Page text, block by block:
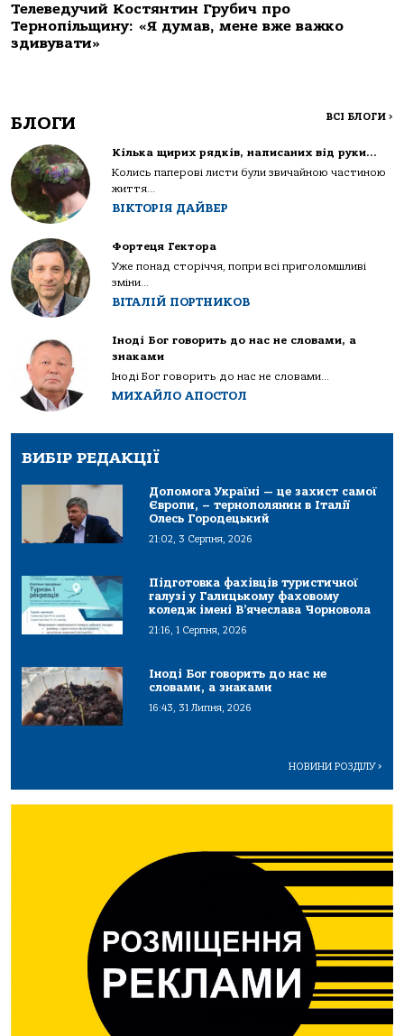
Телеведучий Костянтин Грубич про
Тернопільщину: «Я думав, мене вже важко
здивувати»
БЛОГИ ВСІ БЛОГИ >
Кілька щирих рядків, написаних від руки…
Колись паперові листи були звичайною частиною
життя...
ВІКТОРІЯ ДАЙВЕР
Фортеця Гектора
Уже понад сторіччя, попри всі приголомшливі
зміни...
ВІТАЛІЙ ПОРТНИКОВ
Іноді Бог говорить до нас не словами, а
знаками
Іноді Бог говорить до нас не словами...
МИХАЙЛО АПОСТОЛ
ВИБІР РЕДАКЦІЇ
Допомога Україні — це захист самої
Європи, – тернополянин в Італії
Олесь Городецький
21:02, 3 Серпня, 2026
Підготовка фахівців туристичної
галузі у Галицькому фаховому
коледж імені В’ячеслава Чорновола
21:16, 1 Серпня, 2026
Іноді Бог говорить до нас не
словами, а знаками
16:43, 31 Липня, 2026
НОВИНИ РОЗДІЛУ>